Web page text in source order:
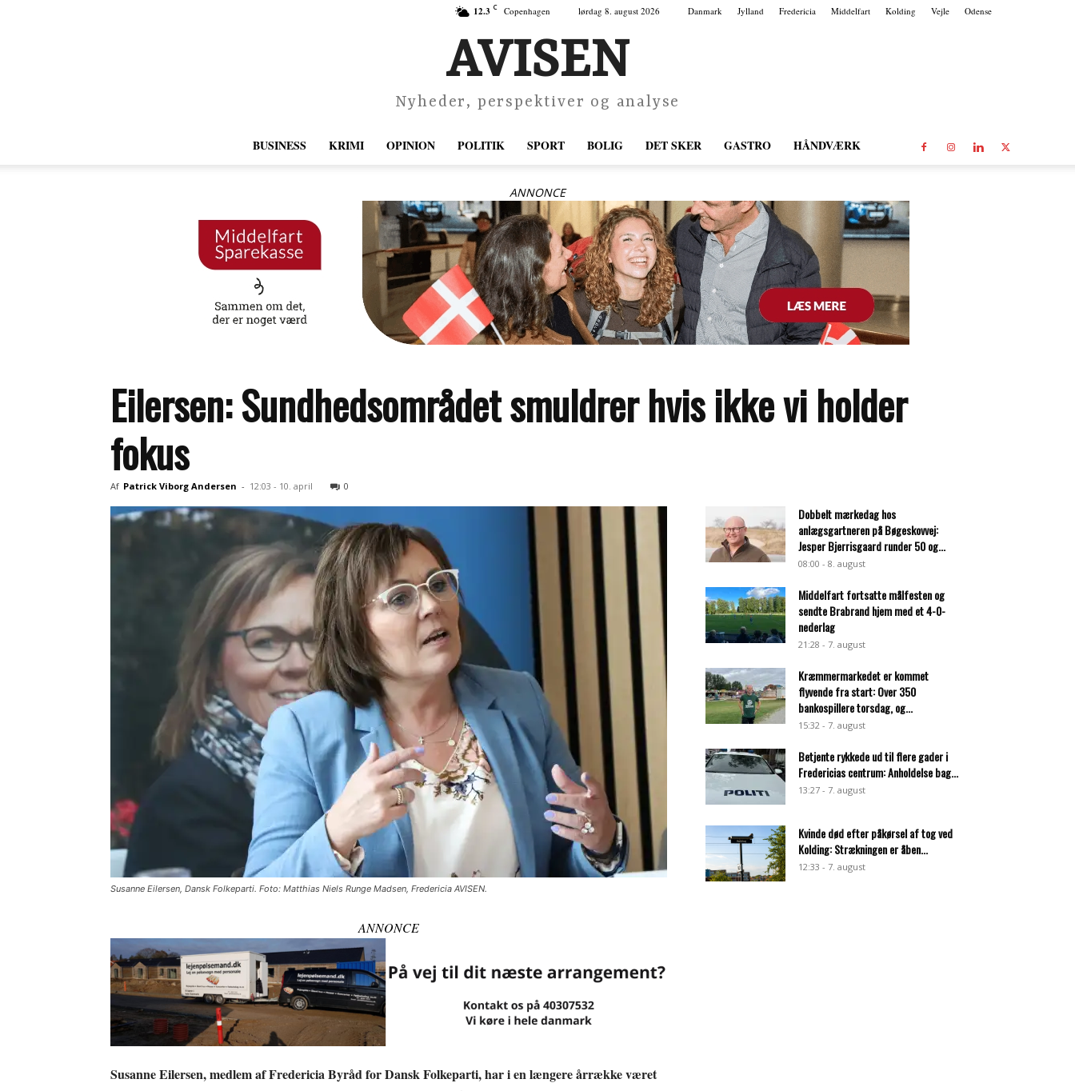
12.3 C Copenhagen lørdag 8. august 2026 Danmark Jylland Fredericia Middelfart Kolding Vejle Odense
AVISEN
Nyheder, perspektiver og analyse
BUSINESS KRIMI OPINION POLITIK SPORT BOLIG DET SKER GASTRO HÅNDVÆRK
ANNONCE
Eilersen: Sundhedsområdet smuldrer hvis ikke vi holder
fokus
Af Patrick Viborg Andersen - 12:03 - 10. april 0
Susanne Eilersen, Dansk Folkeparti. Foto: Matthias Niels Runge Madsen, Fredericia AVISEN.
ANNONCE
Susanne Eilersen, medlem af Fredericia Byråd for Dansk Folkeparti, har i en længere årrække været
Dobbelt mærkedag hos
anlægsgartneren på Bøgeskovvej:
Jesper Bjerrisgaard runder 50 og...
08:00 - 8. august
Middelfart fortsatte målfesten og
sendte Brabrand hjem med et 4-0-
nederlag
21:28 - 7. august
Kræmmermarkedet er kommet
flyvende fra start: Over 350
bankospillere torsdag, og...
15:32 - 7. august
Betjente rykkede ud til flere gader i
Fredericias centrum: Anholdelse bag...
13:27 - 7. august
Kvinde død efter påkørsel af tog ved
Kolding: Strækningen er åben...
12:33 - 7. august